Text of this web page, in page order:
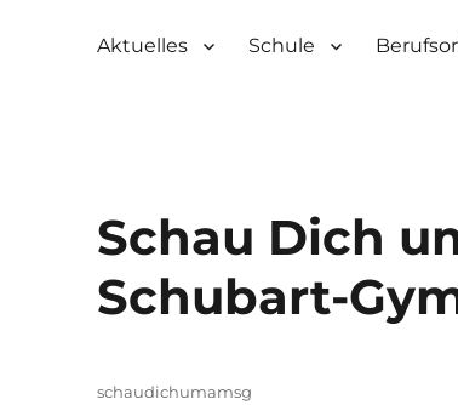
Aalen
Aktuelles Schule
Schau Dich
Schubart-
Autor
schaudichumamsg